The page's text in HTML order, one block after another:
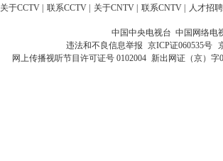
关于CCTV 联系CCTV 关于CNTV 联系CNTV 人才招聘
中国中央电视台 中国网络电
违法和不良信息举报 京ICP证060535号
网上传播视听节目许可证号 0102004 新出网证（京）